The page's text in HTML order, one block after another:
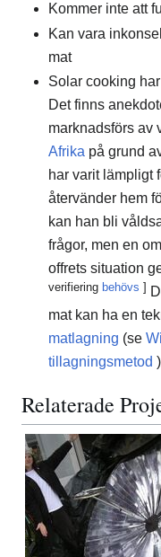
Kommer inte att
Kan vara
mat
Solar cooking
Det finns
marknadsförs av
Afrika på grund
har varit lämpligt
återvänder hem
kan han bli
frågor, men en
offrets situation
verifiering behövs ]
mat kan ha en
matlagning (se
tillagningsmetod
Relaterade